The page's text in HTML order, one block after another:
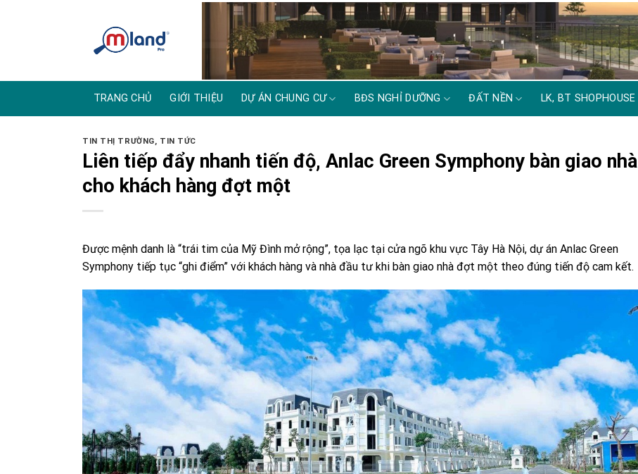
TRANG CHỦ GIỚI THIỆU DỰ ÁN CHUNG CƯ BĐS NGHỈ DƯỠNG ĐẤT NỀN LK, BT SHOPHOUSE
TIN THỊ TRƯỜNG, TIN TỨC
Liên tiếp đẩy nhanh tiến độ, Anlac Green Symphony bàn giao nhà
cho khách hàng đợt một
Được mệnh danh là “trái tim của Mỹ Đình mở rộng”, tọa lạc tại cửa ngõ khu vực Tây Hà Nội, dự án Anlac Green
Symphony tiếp tục “ghi điểm” với khách hàng và nhà đầu tư khi bàn giao nhà đợt một theo đúng tiến độ cam kết.